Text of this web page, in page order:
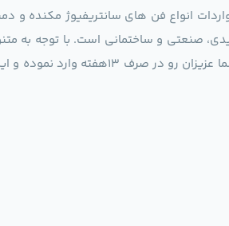
انواع فن های سانتریفیوژ مکنده و
صنعتی و ساختمانی است. با توجه به
مجموعه ما در نظر دارد کالاهای تخصصی